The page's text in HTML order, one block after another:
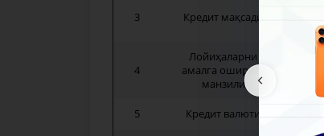
3 Кредит мақсади
-
-
4
Лойиҳаларни
амалга ошириш
манзили
5 Кредит валюти